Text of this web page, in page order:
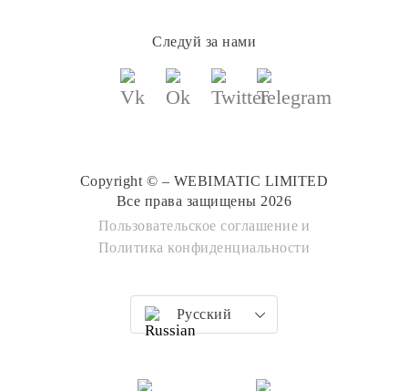
Следуй за нами
Copyright © – WEBIMATIC LIMITED
Все права защищены 2026
Пользовательское соглашение и
Политика конфиденциальности
Русский